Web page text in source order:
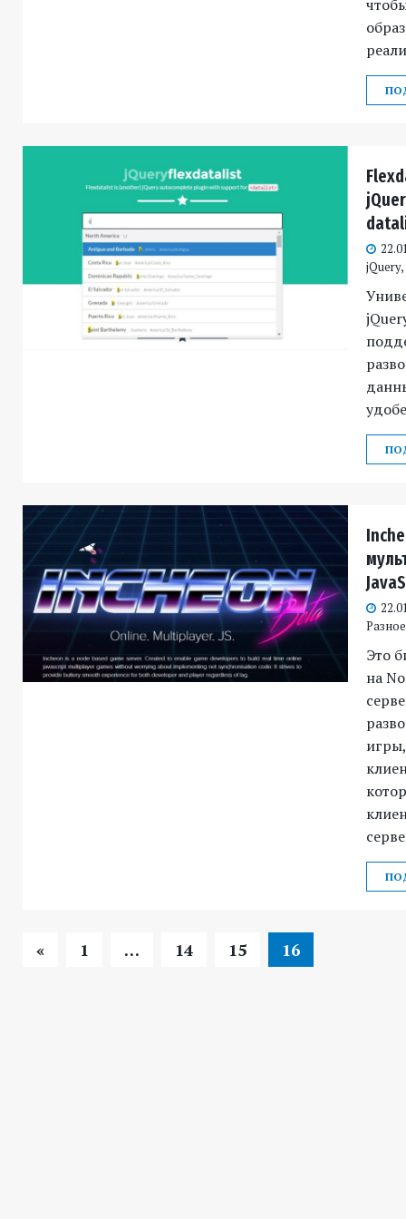
jQuery,
Это
на
« 1 … 14 15 16